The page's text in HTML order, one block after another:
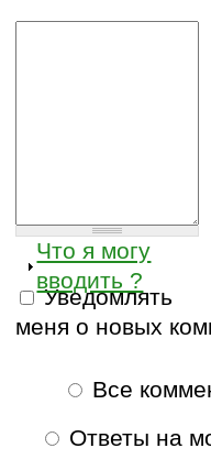
Что я могу
вводить ?
Уведомлять
меня о новых
Все
Ответы на